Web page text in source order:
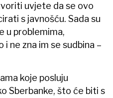
uvjete da se ovo
s javnošću. Sada su
u problemima,
ne zna im se sudbina –
koje posluju
Sberbanke, što će biti s